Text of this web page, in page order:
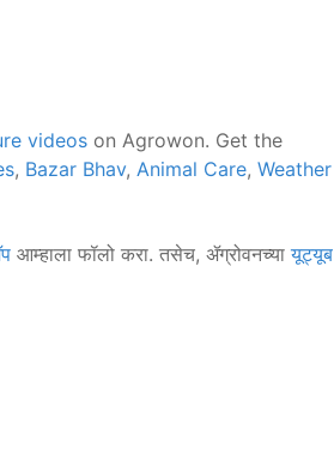
videos on Agrowon. Get the
, Bazar Bhav, Animal Care, Weather
आम्हाला फॉलो करा. तसेच, ॲग्रोवनच्यायूट्यूब